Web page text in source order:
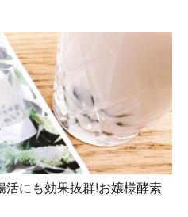
活にも効果抜群!お嬢様酵素